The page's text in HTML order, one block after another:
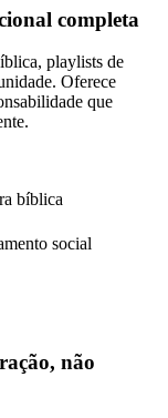
completa
playlists de
Oferece
que
bíblica
social
não